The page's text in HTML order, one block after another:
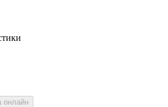
онлайн